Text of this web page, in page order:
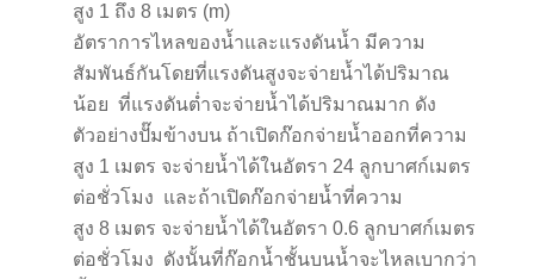
สูง 1 ถึง 8 เมตร (m)
อัตราการไหลของน้ำและแรงดันน้ำ มีความ
สัมพันธ์กันโดยที่แรงดันสูงจะจ่ายน้ำได้ปริมาณ
น้อย ที่แรงดันต่ำจะจ่ายน้ำได้ปริมาณมาก ดัง
ตัวอย่างปั๊มข้างบน ถ้าเปิดก๊อกจ่ายน้ำออกที่ความ
สูง 1 เมตร จะจ่ายน้ำได้ในอัตรา 24 ลูกบาศก์เมตร
ต่อชั่วโมง และถ้าเปิดก๊อกจ่ายน้ำที่ความ
สูง 8 เมตร จะจ่ายน้ำได้ในอัตรา 0.6 ลูกบาศก์เมตร
ต่อชั่วโมง ดังนั้นที่ก๊อกน้ำชั้นบนน้ำจะไหลเบากว่า